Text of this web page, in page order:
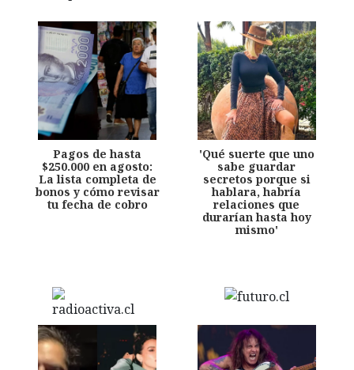
Pagos de hasta
$250.000 en agosto:
La lista completa de
bonos y cómo revisar
tu fecha de cobro
'Qué suerte que uno
sabe guardar
secretos porque si
hablara, habría
relaciones que
durarían hasta hoy
mismo'